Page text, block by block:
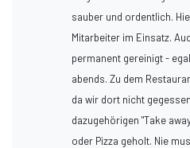
sauber und ordentlich.
Mitarbeiter im Einsatz.
permanent gereinigt -
abends. Zu dem
da wir dort nicht
dazugehörigen "Take
oder Pizza geholt. Nie